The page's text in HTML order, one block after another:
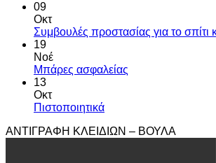
09
Οκτ
Συμβουλές προστασίας για το σπίτι
19
Νοέ
Μπάρες ασφαλείας
13
Οκτ
Πιστοποιητικά
ΑΝΤΙΓΡΑΦΗ ΚΛΕΙΔΙΩΝ – ΒΟΥΛΑ